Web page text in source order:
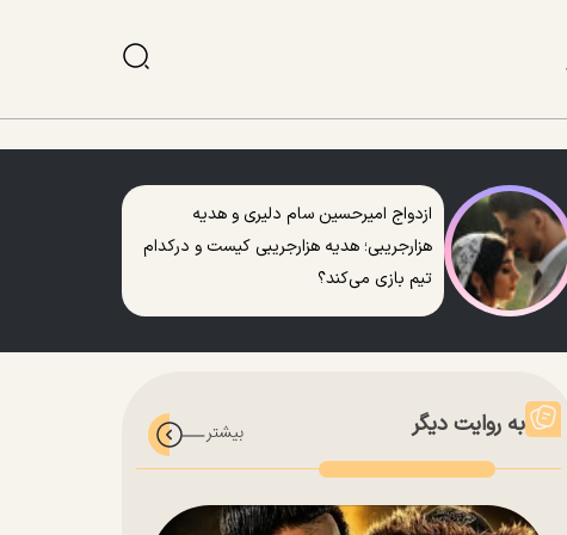
ازدواج امیرحسین سام دلیری و هدیه
هزارجریبی؛ هدیه هزارجریبی کیست و درکدام
تیم بازی می‌کند؟
به روایت دیگر